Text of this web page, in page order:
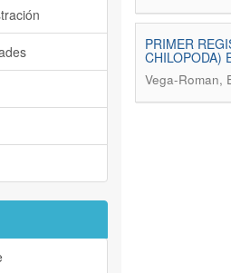
PRIMER
CHILOPODA)
Vega-Roman,